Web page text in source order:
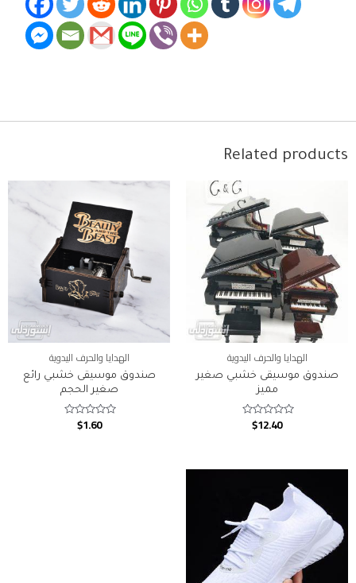
Related products
الهدايا والحرف اليدوية
صندوق موسيقى خشبي صغير
مميز
Rated
$12.40
الهدايا والحرف اليدوية
صندوق موسيقى خشبي رائع
صغير الحجم
Rated
$1.60